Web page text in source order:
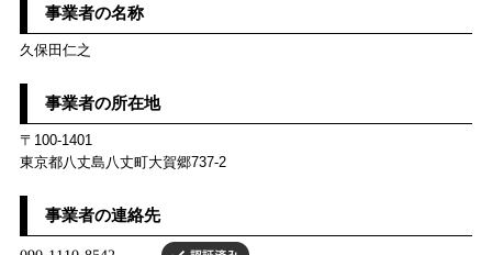
事業者の名称
久保田仁之
事業者の所在地
〒100-1401
東京都八丈島八丈町大賀郷737-2
事業者の連絡先